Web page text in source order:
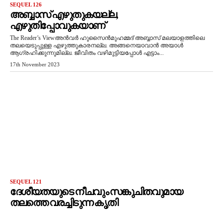
SEQUEL 126
അബ്ബാസ് എഴുതുകയല്ല,
എഴുതിപ്പോവുകയാണ്
The Reader’s Viewഅന്‍വര്‍ ഹുസൈന്‍മുഹമ്മദ് അബ്ബാസ് മലയാളത്തിലെ
തലയെടുപ്പുള്ള എഴുത്തുകാരനല്ല. അങ്ങനെയാവാന്‍ അയാള്‍
ആഗ്രഹിക്കുന്നുമില്ല. ജീവിതം വഴിമുട്ടിയപ്പോള്‍ എട്ടാം...
17th November 2023
SEQUEL 121
ദേശീയതയുടെ നീചവും സങ്കുചിതവുമായ
തലത്തെ വരച്ചിടുന്ന കൃതി